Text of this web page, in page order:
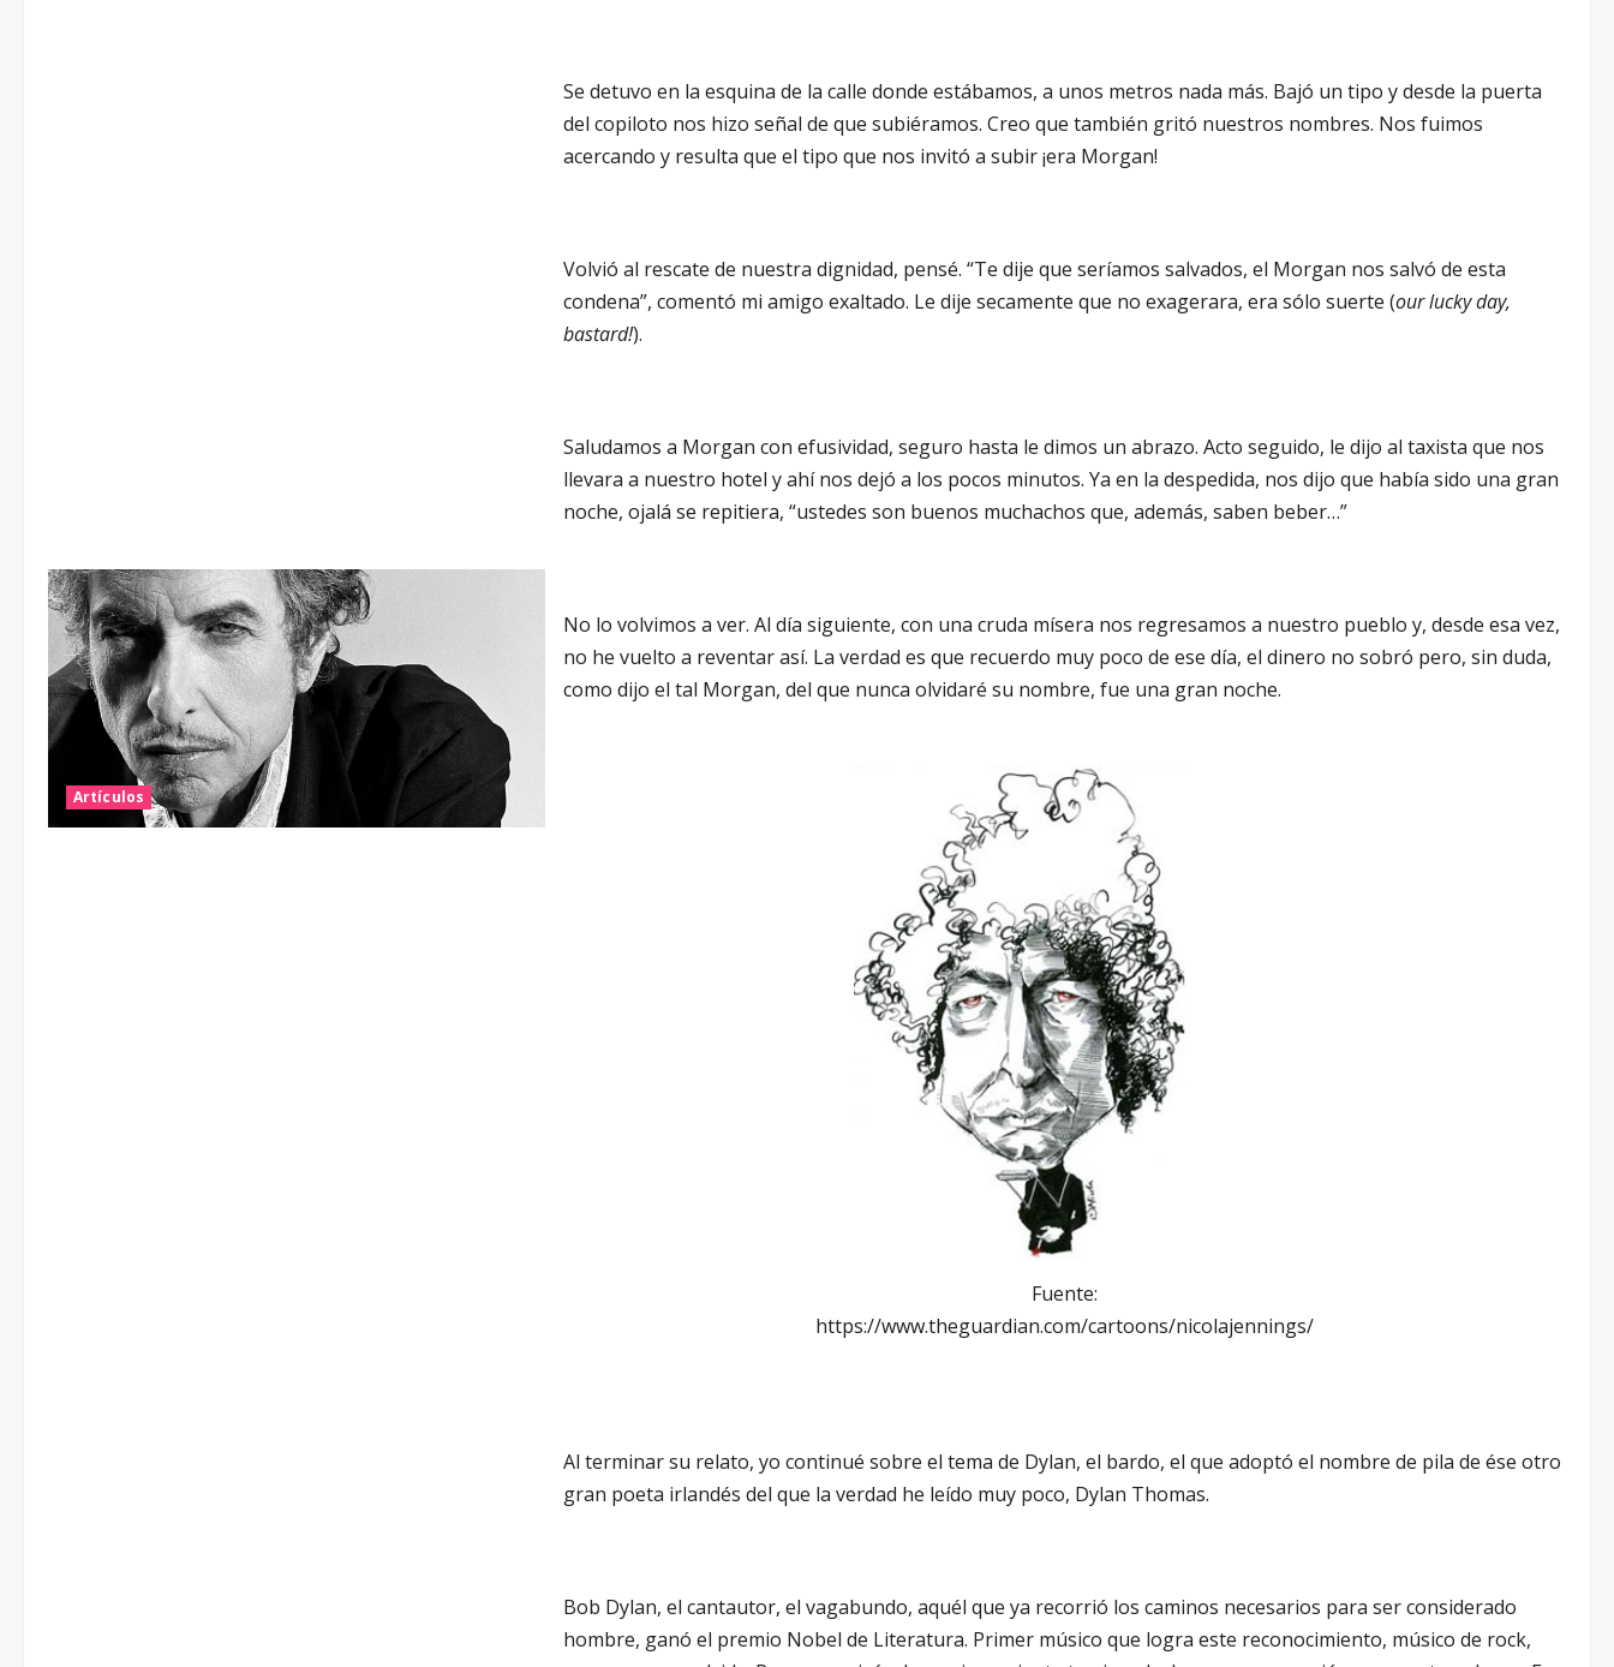
Artículos
Se detuvo en la esquina de la calle donde estábamos, a unos metros nada más. Bajó un tipo y desde la puerta
del copiloto nos hizo señal de que subiéramos. Creo que también gritó nuestros nombres. Nos fuimos
acercando y resulta que el tipo que nos invitó a subir ¡era Morgan!
Volvió al rescate de nuestra dignidad, pensé. “Te dije que seríamos salvados, el Morgan nos salvó de esta
condena”, comentó mi amigo exaltado. Le dije secamente que no exagerara, era sólo suerte (our lucky day,
bastard!).
Saludamos a Morgan con efusividad, seguro hasta le dimos un abrazo. Acto seguido, le dijo al taxista que nos
llevara a nuestro hotel y ahí nos dejó a los pocos minutos. Ya en la despedida, nos dijo que había sido una gran
noche, ojalá se repitiera, “ustedes son buenos muchachos que, además, saben beber…”
No lo volvimos a ver. Al día siguiente, con una cruda mísera nos regresamos a nuestro pueblo y, desde esa vez,
no he vuelto a reventar así. La verdad es que recuerdo muy poco de ese día, el dinero no sobró pero, sin duda,
como dijo el tal Morgan, del que nunca olvidaré su nombre, fue una gran noche.
Fuente:
https://www.theguardian.com/cartoons/nicolajennings/
Al terminar su relato, yo continué sobre el tema de Dylan, el bardo, el que adoptó el nombre de pila de ése otro
gran poeta irlandés del que la verdad he leído muy poco, Dylan Thomas.
Bob Dylan, el cantautor, el vagabundo, aquél que ya recorrió los caminos necesarios para ser considerado
hombre, ganó el premio Nobel de Literatura. Primer músico que logra este reconocimiento, músico de rock,